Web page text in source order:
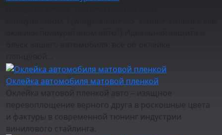
Оклейка автомобиля матовой пленкой
Оклейка матовой пленкой авто – изящное
перевоплощение верного друга в роскошные цвета
и фактуры в современной тюнинг индустрии
винилового стайлинга.